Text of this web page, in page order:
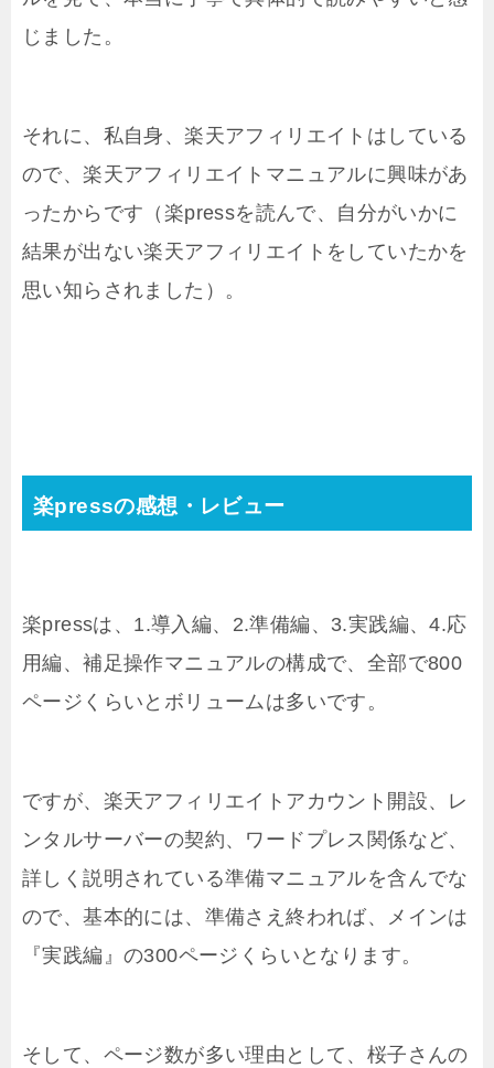
じました。
それに、私自身、楽天アフィリエイトはしている
ので、楽天アフィリエイトマニュアルに興味があ
ったからです（楽pressを読んで、自分がいかに
結果が出ない楽天アフィリエイトをしていたかを
思い知らされました）。
楽pressの感想・レビュー
楽pressは、1.導入編、2.準備編、3.実践編、4.応
用編、補足操作マニュアルの構成で、全部で800
ページくらいとボリュームは多いです。
ですが、楽天アフィリエイトアカウント開設、レ
ンタルサーバーの契約、ワードプレス関係など、
詳しく説明されている準備マニュアルを含んでな
ので、基本的には、準備さえ終われば、メインは
『実践編』の300ページくらいとなります。
そして、ページ数が多い理由として、桜子さんの